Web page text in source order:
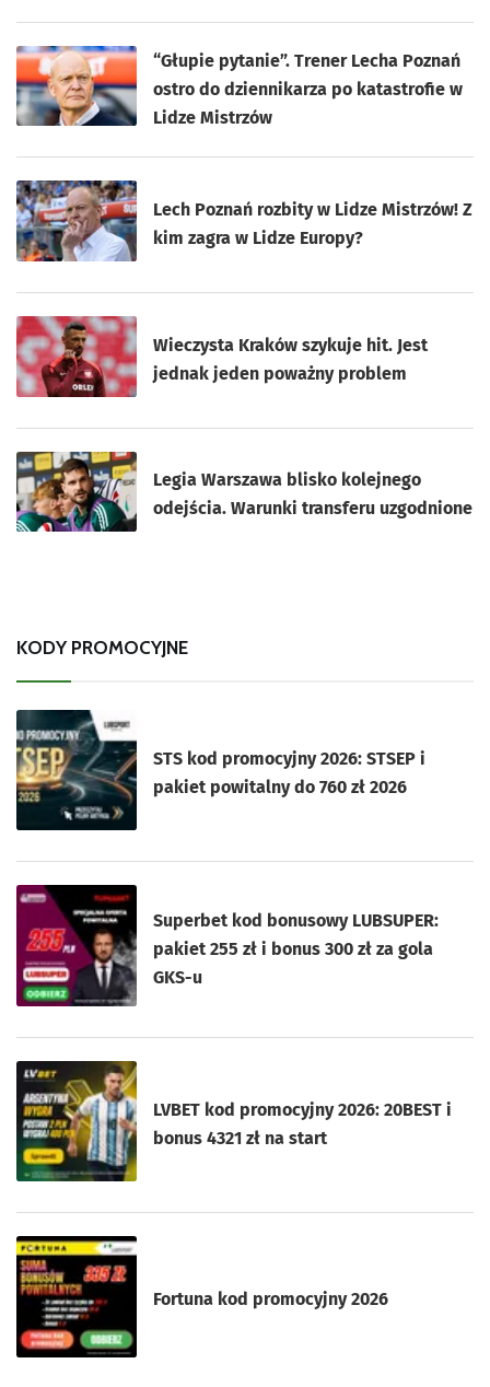
“Głupie pytanie”. Trener Lecha Poznań
ostro do dziennikarza po katastrofie w
Lidze Mistrzów
Lech Poznań rozbity w Lidze Mistrzów! Z
kim zagra w Lidze Europy?
Wieczysta Kraków szykuje hit. Jest
jednak jeden poważny problem
Legia Warszawa blisko kolejnego
odejścia. Warunki transferu uzgodnione
KODY PROMOCYJNE
STS kod promocyjny 2026: STSEP i
pakiet powitalny do 760 zł 2026
Superbet kod bonusowy LUBSUPER:
pakiet 255 zł i bonus 300 zł za gola
GKS-u
LVBET kod promocyjny 2026: 20BEST i
bonus 4321 zł na start
Fortuna kod promocyjny 2026